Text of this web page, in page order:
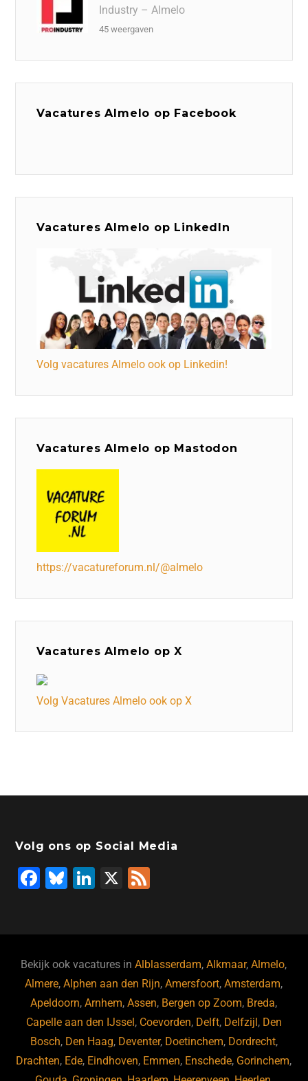
Industry – Almelo
45 weergaven
Vacatures Almelo op Facebook
Vacatures Almelo op LinkedIn
Volg vacatures Almelo ook op Linkedin!
Vacatures Almelo op Mastodon
https://vacatureforum.nl/@almelo
Vacatures Almelo op X
Volg Vacatures Almelo ook op X
Volg ons op Social Media
F
b
o
o
k
Bl
ky
Li
dI
n
X
Bekijk ook vacatures inAlblasserdam,Alkmaar,Almelo,
Almere,Alphen aan den Rijn,Amersfoort,Amsterdam,
Apeldoorn,Arnhem,Assen, Bergen op Zoom, Breda,
Capelle aan den IJssel, Coevorden, Delft, Delfzijl, Den
Bosch, Den Haag, Deventer, Doetinchem, Dordrecht,
Drachten, Ede, Eindhoven, Emmen, Enschede, Gorinchem,